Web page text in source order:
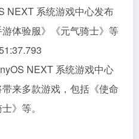
NEXT 系统游戏中心发布
体验服》《元气骑士》等
NEXT 系统游戏中心
来多款游戏，包括《使命
》等。